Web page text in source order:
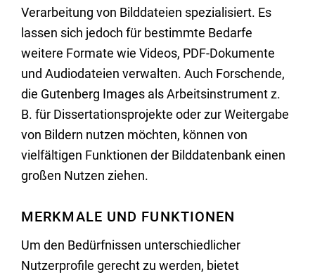
Verarbeitung von Bilddateien spezialisiert. Es
lassen sich jedoch für bestimmte Bedarfe
weitere Formate wie Videos, PDF-Dokumente
und Audiodateien verwalten. Auch Forschende,
die Gutenberg Images als Arbeitsinstrument z.
B. für Dissertationsprojekte oder zur Weitergabe
von Bildern nutzen möchten, können von
vielfältigen Funktionen der Bilddatenbank einen
großen Nutzen ziehen.
MERKMALE UND FUNKTIONEN
Um den Bedürfnissen unterschiedlicher
Nutzerprofile gerecht zu werden, bietet